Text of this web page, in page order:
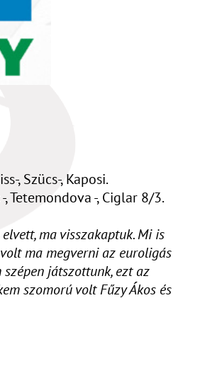
, Szücs-, Kaposi.
Tetemondova -, Ciglar 8/3.
ma visszakaptuk. Mi is
ma megverni az euroligás
játszottunk, ezt az
szomorú volt Fűzy Ákos és